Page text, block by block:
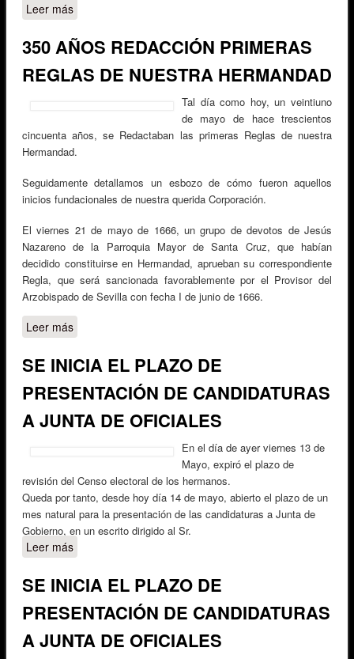
Leer mássobre CABILDO GENERAL DE ELECCIONES.
350 AÑOS REDACCIÓN PRIMERAS
REGLAS DE NUESTRA HERMANDAD
Tal día como hoy, un veintiuno
de mayo de hace trescientos
cincuenta años, se Redactaban las primeras Reglas de nuestra
Hermandad.
Seguidamente detallamos un esbozo de cómo fueron aquellos
inicios fundacionales de nuestra querida Corporación.
El viernes 21 de mayo de 1666, un grupo de devotos de Jesús
Nazareno de la Parroquia Mayor de Santa Cruz, que habían
decidido constituirse en Hermandad, aprueban su correspondiente
Regla, que será sancionada favorablemente por el Provisor del
Arzobispado de Sevilla con fecha I de junio de 1666.
Leer mássobre 350 AÑOS REDACCIÓN PRIMERAS REGLAS DE
SE INICIA EL PLAZO DE
PRESENTACIÓN DE CANDIDATURAS
A JUNTA DE OFICIALES
En el día de ayer viernes 13 de
Mayo, expiró el plazo de
revisión del Censo electoral de los hermanos.
Queda por tanto, desde hoy día 14 de mayo, abierto el plazo de un
mes natural para la presentación de las candidaturas a Junta de
Gobierno, en un escrito dirigido al Sr.
Leer mássobre SE INICIA EL PLAZO DE PRESENTACIÓN DE
SE INICIA EL PLAZO DE
PRESENTACIÓN DE CANDIDATURAS
A JUNTA DE OFICIALES